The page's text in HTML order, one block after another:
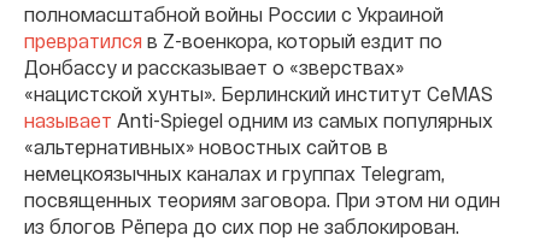
полномасштабной войны России с Украиной
превратился в Z-военкора, который ездит по
Донбассу и рассказывает о «зверствах»
«нацистской хунты». Берлинский институт CeMAS
называет Anti-Spiegel одним из самых популярных
«альтернативных» новостных сайтов в
немецкоязычных каналах и группах Telegram,
посвященных теориям заговора. При этом ни один
из блогов Рёпера до сих пор не заблокирован.